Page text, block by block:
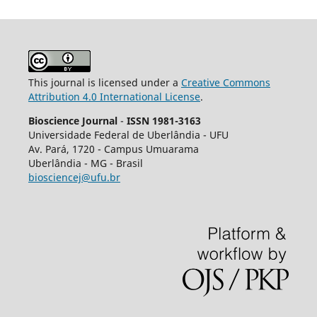
This journal is licensed under a Creative Commons
Attribution 4.0 International License.
Bioscience Journal - ISSN 1981-3163
Universidade Federal de Uberlândia - UFU
Av. Pará, 1720 - Campus Umuarama
Uberlândia - MG - Brasil
biosciencej@ufu.br